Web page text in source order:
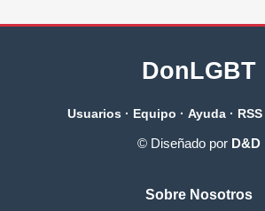
DonLGBT
Usuarios · Equipo · Ayuda · RSS
© Diseñado por D&D
Sobre Nosotros